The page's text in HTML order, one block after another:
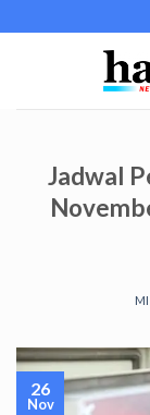
to
Jadwal
26
Nov